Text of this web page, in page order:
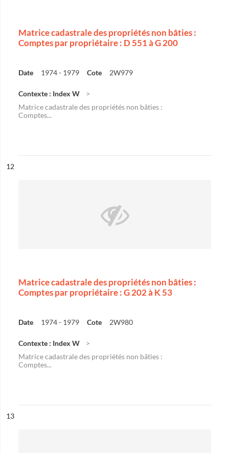
Matrice cadastrale des propriétés non bâties :
Comptes par propriétaire : D 551 à G 200
Date 1974 - 1979 Cote 2W979
Contexte : Index W
Matrice cadastrale des propriétés non bâties :
Comptes...
n°
12
Matrice cadastrale des propriétés non bâties :
Comptes par propriétaire : G 202 à K 53
Date 1974 - 1979 Cote 2W980
Contexte : Index W
Matrice cadastrale des propriétés non bâties :
Comptes...
n°
13